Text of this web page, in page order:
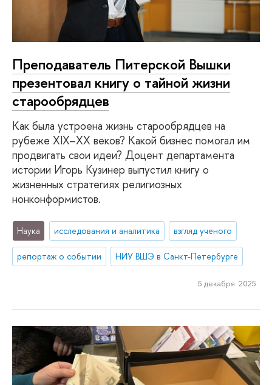
Преподаватель Питерской Вышки
презентовал книгу о тайной жизни
старообрядцев
Как была устроена жизнь старообрядцев на
рубеже XIX–XX веков? Какой бизнес помогал им
продвигать свои идеи? Доцент департамента
истории Игорь Кузинер выпустил книгу о
жизненных стратегиях религиозных
нонконформистов.
Наука исследования и аналитика взгляд ученого
репортаж о событии НИУ ВШЭ в Санкт-Петербурге
5 декабря 2025